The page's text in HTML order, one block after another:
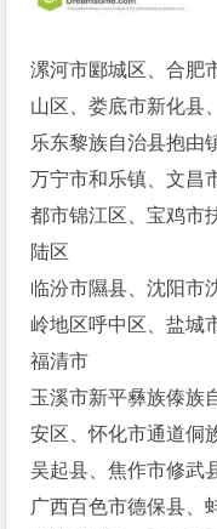
漯河市郾城区、合肥
山区、娄底市新化县
乐东黎族自治县抱由
万宁市和乐镇、文昌
都市锦江区、宝鸡市
陆区
临汾市隰县、沈阳市
岭地区呼中区、盐城
福清市
玉溪市新平彝族傣族
安区、怀化市通道侗
吴起县、焦作市修武
广西百色市德保县、